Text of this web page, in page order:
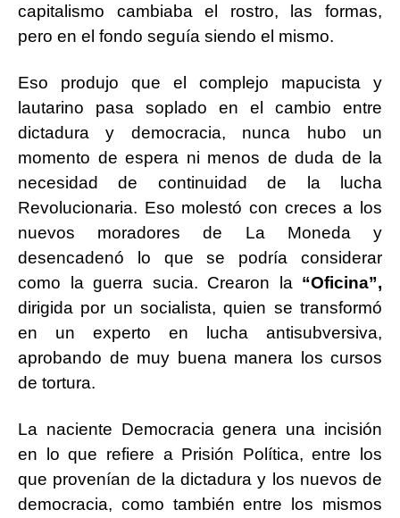
capitalismo cambiaba el rostro, las formas,
pero en el fondo seguía siendo el mismo.
Eso produjo que el complejo mapucista y
lautarino pasa soplado en el cambio entre
dictadura y democracia, nunca hubo un
momento de espera ni menos de duda de la
necesidad de continuidad de la lucha
Revolucionaria. Eso molestó con creces a los
nuevos moradores de La Moneda y
desencadenó lo que se podría considerar
como la guerra sucia. Crearon la “Oficina”,
dirigida por un socialista, quien se transformó
en un experto en lucha antisubversiva,
aprobando de muy buena manera los cursos
de tortura.
La naciente Democracia genera una incisión
en lo que refiere a Prisión Política, entre los
que provenían de la dictadura y los nuevos de
democracia, como también entre los mismos